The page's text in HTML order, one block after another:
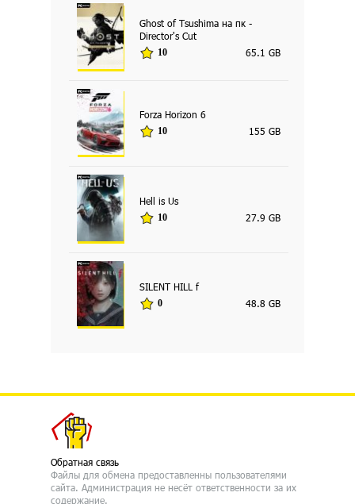
Ghost of Tsushima на пк -
Director's Cut
10 65.1 GB
Forza Horizon 6
10 155 GB
Hell is Us
10 27.9 GB
SILENT HILL f
0 48.8 GB
Обратная связь
Файлы для обмена предоставленны пользователями
сайта. Администрация не несёт ответственности за их
содержание.